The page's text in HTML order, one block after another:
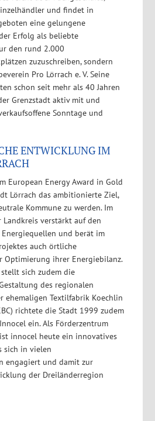
und findet in
eine gelungene
Erfolg als beliebte
den rund 2.000
zuzuschreiben, sondern
Pro Lörrach e. V. Seine
schon seit mehr als 40 Jahren
Grenzstadt aktiv mit und
Sonntage und
ENTWICKLUNG IM
European Energy Award in Gold
Lörrach das ambitionierte Ziel,
Kommune zu werden. Im
Landkreis verstärkt auf den
und berät im
auch örtliche
Optimierung ihrer Energiebilanz.
sich zudem die
des regionalen
ehemaligen Textilfabrik Koechlin
richtete die Stadt 1999 zudem
ein. Als Förderzentrum
innocel heute ein innovatives
sich in vielen
engagiert und damit zur
der Dreiländerregion